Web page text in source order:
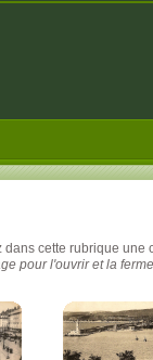
dans cette rubrique une
pour l'ouvrir et la